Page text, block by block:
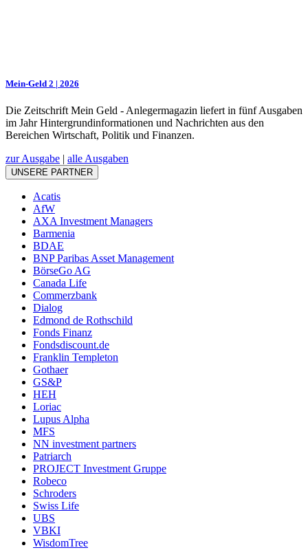
Mein-Geld 2 | 2026
Die Zeitschrift Mein Geld - Anlegermagazin liefert in fünf Ausgaben
im Jahr Hintergrundinformationen und Nachrichten aus den
Bereichen Wirtschaft, Politik und Finanzen.
zur Ausgabe | alle Ausgaben
UNSERE PARTNER
Acatis
AfW
AXA Investment Managers
Barmenia
BDAE
BNP Paribas Asset Management
BörseGo AG
Canada Life
Commerzbank
Dialog
Edmond de Rothschild
Fonds Finanz
Fondsdiscount.de
Franklin Templeton
Gothaer
GS&P
HEH
Loriac
Lupus Alpha
MFS
NN investment partners
Patriarch
PROJECT Investment Gruppe
Robeco
Schroders
Swiss Life
UBS
VBKI
WisdomTree